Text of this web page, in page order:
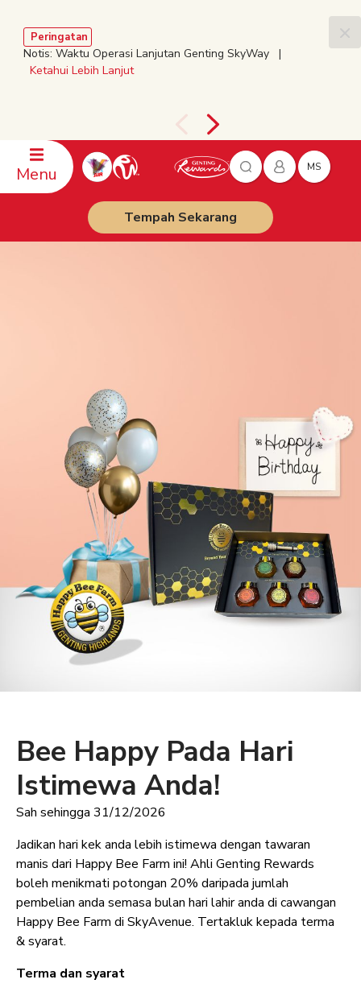
Peringatan
Notis: Waktu Operasi Lanjutan Genting SkyWay |
Ketahui Lebih Lanjut
Menu MS
Tempah Sekarang
Bee Happy Pada Hari
Istimewa Anda!
Sah sehingga 31/12/2026
Jadikan hari kek anda lebih istimewa dengan tawaran
manis dari Happy Bee Farm ini! Ahli Genting Rewards
boleh menikmati potongan 20% daripada jumlah
pembelian anda semasa bulan hari lahir anda di cawangan
Happy Bee Farm di SkyAvenue. Tertakluk kepada terma
& syarat.
Terma dan syarat